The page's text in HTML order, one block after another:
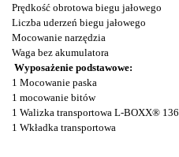
Prędkość obrotowa biegu jałowego
Liczba uderzeń biegu jałowego
Mocowanie narzędzia
Waga bez akumulatora
Wyposażenie podstawowe:
1 Mocowanie paska
1 mocowanie bitów
1 Walizka transportowa L-BOXX® 136
1 Wkładka transportowa